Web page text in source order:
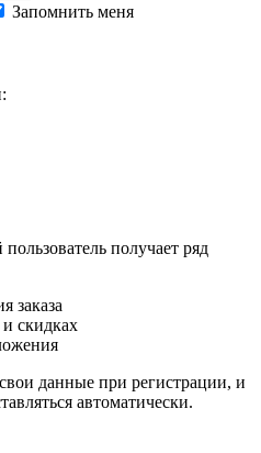
Запомнить меня
получает ряд
заказа
скидках
данные при регистрации, и
автоматически.